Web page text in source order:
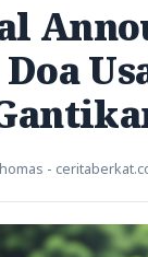
-